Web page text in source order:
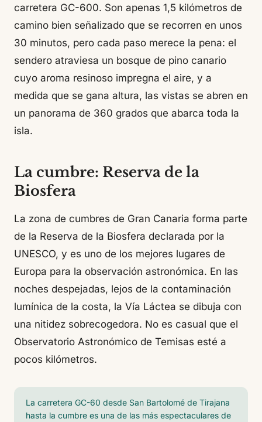
carretera GC-600. Son apenas 1,5 kilómetros de
camino bien señalizado que se recorren en unos
30 minutos, pero cada paso merece la pena: el
sendero atraviesa un bosque de pino canario
cuyo aroma resinoso impregna el aire, y a
medida que se gana altura, las vistas se abren en
un panorama de 360 grados que abarca toda la
isla.
La cumbre: Reserva de la
Biosfera
La zona de cumbres de Gran Canaria forma parte
de la Reserva de la Biosfera declarada por la
UNESCO, y es uno de los mejores lugares de
Europa para la observación astronómica. En las
noches despejadas, lejos de la contaminación
lumínica de la costa, la Vía Láctea se dibuja con
una nitidez sobrecogedora. No es casual que el
Observatorio Astronómico de Temisas esté a
pocos kilómetros.
La carretera GC-60 desde San Bartolomé de Tirajana
hasta la cumbre es una de las más espectaculares de